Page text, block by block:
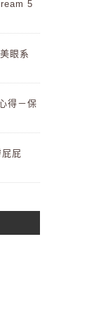
5
眼系
得－保
屁